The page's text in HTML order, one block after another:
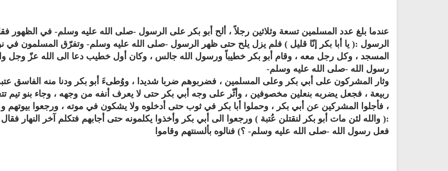
عندما بلغ عدد المسلمين تسعة وثلاثين رجلاً ، ألح أبو بكر على الرسول -صلى الله عليه وسلم- في الظهور
الرسول :( يا أبا بكر إنّا قليل ) فلم يزل يلح حتى ظهر الرسول -صلى الله عليه وسلم- وتفرّق المسلمون في
المسجد ، وكل رجل معه ، وقام أبو بكر خطيباً ورسول الله جالس ، وكان أول خطيب دعا الى الله عزّ وجل
رسول الله -صلى الله عليه وسلم-
وثار المشركون على أبي بكر وعلى المسلمين ، فضربوهم ضربا شديدا ، ووُطىءَ أبو بكر ودنا منه الفاسق
ربيعة ، فجعل يضربه بنعلين مخصوفين ، وأثّر على وجه أبي بكر حتى لا يعرف أنفه من وجهه ، وجاء بنو تيم
، فأجلوا المشركين عن أبي بكر ، وحملوا أبا بكر في ثوب حتى أدخلوه ولا يشكون في موته ، ورجعوا بيوتهم و
:( والله لئن مات أبو بكر لنقتلن عُتبة ) ورجعوا الى أبي بكر وأخذوا يكلمونه حتى أجابهم فتكلم آخر النهار
فعل رسول الله -صلى الله عليه وسلم- ؟) فنالوه بألسنتهم وقاموا